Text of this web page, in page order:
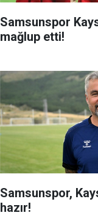
Samsunspor
mağlup etti!
Samsunspor,
hazır!